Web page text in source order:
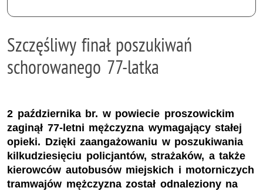
Szczęśliwy finał poszukiwań
schorowanego 77-latka
2 października br. w powiecie proszowickim
zaginął 77-letni mężczyzna wymagający stałej
opieki. Dzięki zaangażowaniu w poszukiwania
kilkudziesięciu policjantów, strażaków, a także
kierowców autobusów miejskich i motorniczych
tramwajów mężczyzna został odnaleziony na